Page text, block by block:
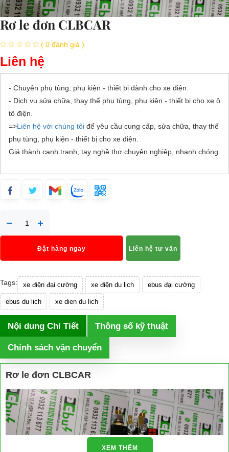
Rơ le đơn CLBCAR
( 0 đánh giá )
Liên hệ
- Chuyên phụ tùng, phụ kiện - thiết bị dành cho xe điện.
- Dịch vụ sửa chữa, thay thế phụ tùng, phụ kiện - thiết bị cho xe ô
tô điện.
=>Liên hệ với chúng tôi để yêu cầu cung cấp, sửa chữa, thay thế
phụ tùng, phụ kiện - thiết bị cho xe điện.
Giá thành cạnh tranh, tay nghề thợ chuyên nghiệp, nhanh chóng.
Đặt hàng ngay Liên hệ tư vấn
Tags: xe điện đại cường xe điện du lịch ebus đại cường
ebus du lich xe dien du lich
Nội dung Chi Tiết Thông số kỹ thuật
Chính sách vận chuyển
Rơ le đơn CLBCAR
XEM THÊM